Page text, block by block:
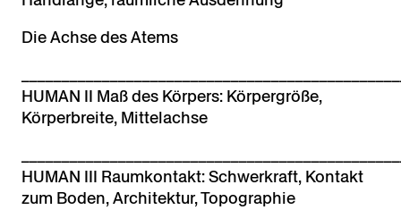
Die Achse des Atems
HUMAN II Maß des Körpers: Körpergröße,
Körperbreite, Mittelachse
HUMAN III Raumkontakt: Schwerkraft, Kontakt
zum Boden, Architektur, Topographie